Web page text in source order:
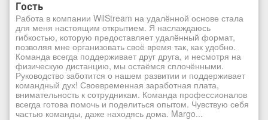
Гость
Работа в компании WilStream на удалённой основе стала
для меня настоящим открытием. Я наслаждаюсь
гибкостью, которую предоставляет удалённый формат,
позволяя мне организовать своё время так, как удобно.
Команда всегда поддерживает друг друга, и несмотря на
физическую дистанцию, мы остаёмся сплочёнными.
Руководство заботится о нашем развитии и поддерживает
командный дух! Своевременная заработная плата,
внимательность к сотрудникам. Команда профессионалов
всегда готова помочь и поделиться опытом. Чувствую себя
частью команды, даже находясь дома. Margo...